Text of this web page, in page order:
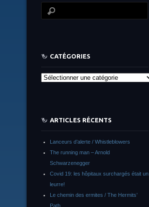
CATÉGORIES
Catégories
ARTICLES RÉCENTS
Lanceurs d’alerte / Whistleblowers
The running man – Arnold
Schwarzenegger
Covid 19: les hôpitaux surchargés était un
leurre!
Le chemin des ermites / The Hermits’
Path